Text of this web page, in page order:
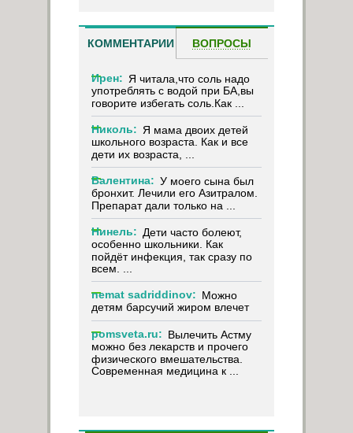
КОММЕНТАРИИ ВОПРОСЫ
Ирен: Я читала,что соль надо
употреблять с водой при БА,вы
говорите избегать соль.Как ...
Николь: Я мама двоих детей
школьного возраста. Как и все
дети их возраста, ...
Валентина: У моего сына был
бронхит. Лечили его Азитралом.
Препарат дали только на ...
Нинель: Дети часто болеют,
особенно школьники. Как
пойдёт инфекция, так сразу по
всем. ...
nemat sadriddinov: Можно
детям барсучий жиром влечет
pomsveta.ru: Вылечить Астму
можно без лекарств и прочего
физического вмешательства.
Современная медицина к ...